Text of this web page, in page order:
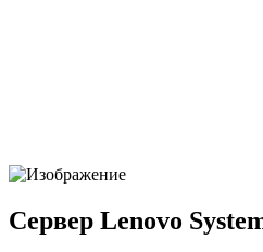
Сервер Lenovo